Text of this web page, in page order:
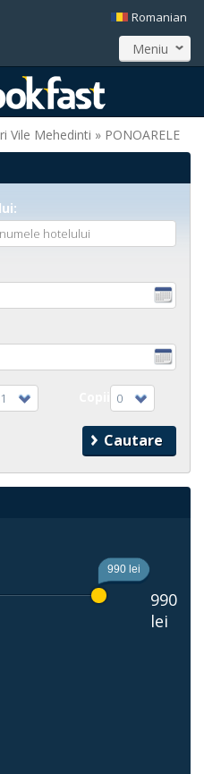
Romanian
Meniu
Vile Mehedinti » PONOARELE
1 0
990 lei
990
lei